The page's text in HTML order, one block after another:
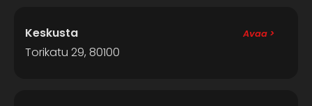
Keskusta
Torikatu 29, 80100
Avaa >